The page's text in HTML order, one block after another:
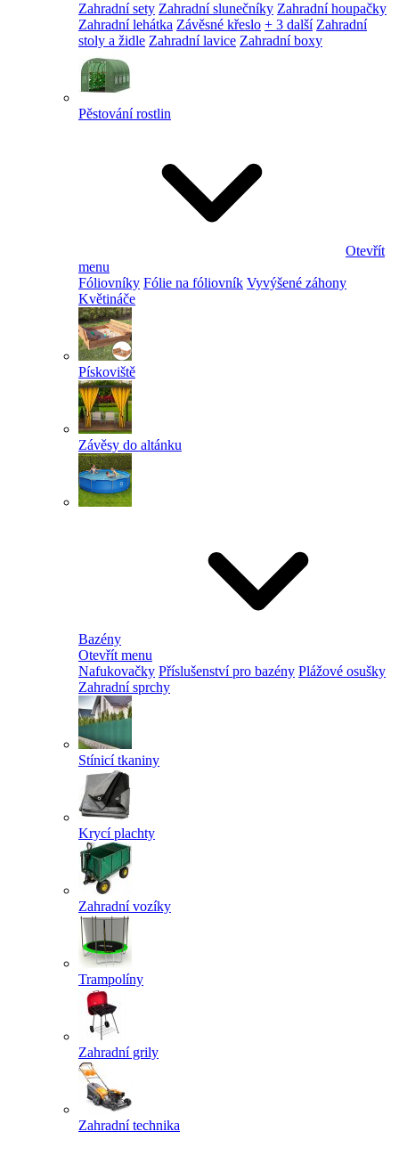
Zahradní sety Zahradní slunečníky Zahradní houpačky
Zahradní lehátka Závěsné křeslo + 3 další Zahradní
stoly a židle Zahradní lavice Zahradní boxy
Pěstování rostlin
Otevřít
menu
Fóliovníky Fólie na fóliovník Vyvýšené záhony
Květináče
Pískoviště
Závěsy do altánku
Bazény
Otevřít menu
Nafukovačky Příslušenství pro bazény Plážové osušky
Zahradní sprchy
Stínicí tkaniny
Krycí plachty
Zahradní vozíky
Trampolíny
Zahradní grily
Zahradní technika